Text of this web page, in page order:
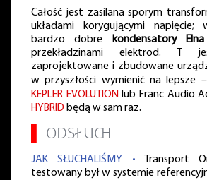
Całość jest zasilana sporym
układami korygującymi napięcie;
bardzo dobre
kondensatory
przekładzinami elektrod. T
zaprojektowane i zbudowane
w przyszłości wymienić na
KEPLER EVOLUTION lub Franc Audio
HYBRID będą w sam raz.
ODSŁUCH
JAK SŁUCHALIŚMY • Transport
testowany był w systemie